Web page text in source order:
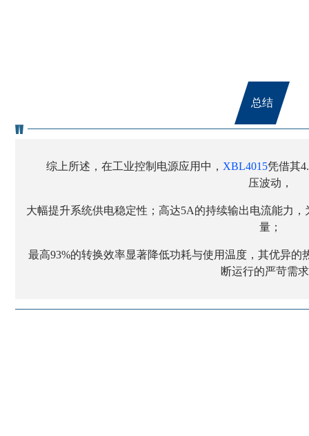
总结
综上所述，在工业控制电源应用中， XBL4015凭借其
压波动，
大幅提升系统供电稳定性；高达5A的持续输出电流能力
量；
最高93%的转换效率显著降低功耗与使用温度，其优异的
断运行的严苛需